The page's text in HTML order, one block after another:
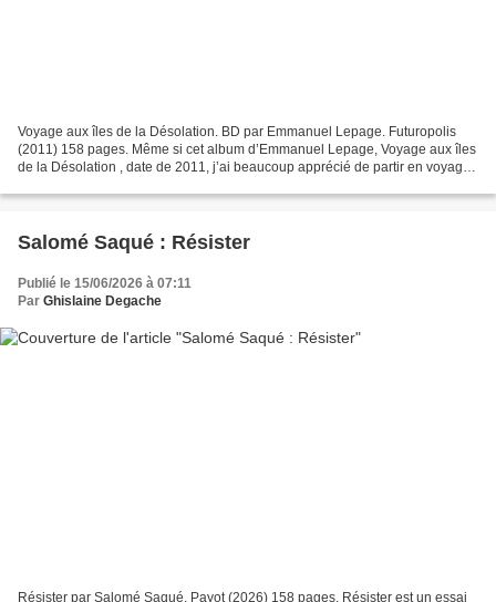
Voyage aux îles de la Désolation. BD par Emmanuel Lepage. Futuropolis
(2011) 158 pages. Même si cet album d’Emmanuel Lepage, Voyage aux îles
de la Désolation , date de 2011, j’ai beaucoup apprécié de partir en voyage
Salomé Saqué : Résister
Publié le 15/06/2026 à 07:11
Par Ghislaine Degache
Résister par Salomé Saqué. Payot (2026) 158 pages. Résister est un essai